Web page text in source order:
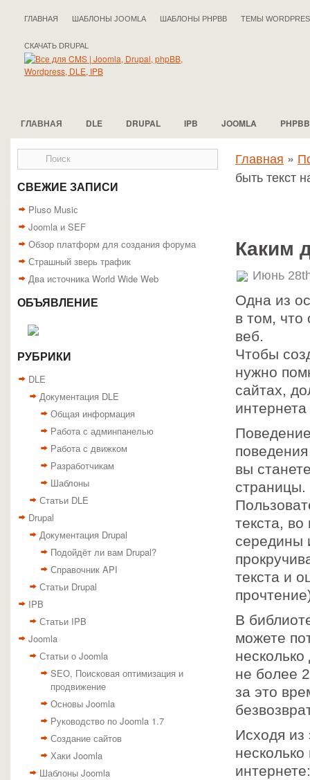
ГЛАВНАЯ ШАБЛОНЫ JOOMLA ШАБЛОНЫ PHPBB ТЕМЫ
СКАЧАТЬ DRUPAL
ГЛАВНАЯ DLE DRUPAL IPB JOOMLA PHPBB
СВЕЖИЕ ЗАПИСИ
Pluso Musiс
Joomla и SEF
Обзор платформ для создания форума
Страшный зверь трафик
Два источника World Wide Web
ОБЪЯВЛЕНИЕ
РУБРИКИ
DLE
Документация DLE
Общая информация
Работа с админпанелью
Работа с движком
Разработчикам
Шаблоны
Статьи DLE
Drupal
Документация Drupal
Подойдёт ли вам Drupal?
Справочник API
Статьи Drupal
IPB
Статьи IPB
Joomla
Статьи о Joomla
SEO, Поисковая оптимизация и
продвижение
Основы Joomla
Руководство по Joomla 1.7
Создание сайтов
Хаки Joomla
Шаблоны Joomla
Главная »
быть текст
Каким
Июнь
Одна из
в том, что
веб.
Чтобы
нужно
сайтах,
вы
страницы.
текста,
середины
текста и
В
можете
не более
за это
Исходя из
интернете: